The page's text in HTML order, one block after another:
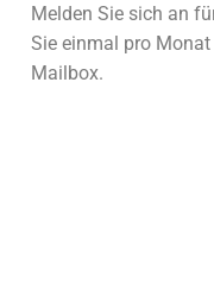
Melden Sie sich an
Sie einmal pro
Mailbox.